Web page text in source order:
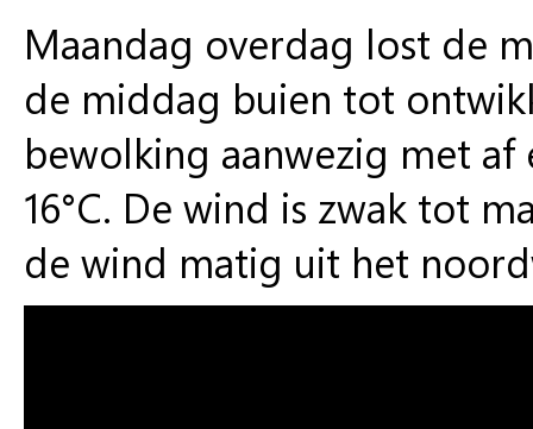
Maandag overdag lost de
de middag buien tot
bewolking aanwezig met
16°C. De wind is zwak tot
de wind matig uit het